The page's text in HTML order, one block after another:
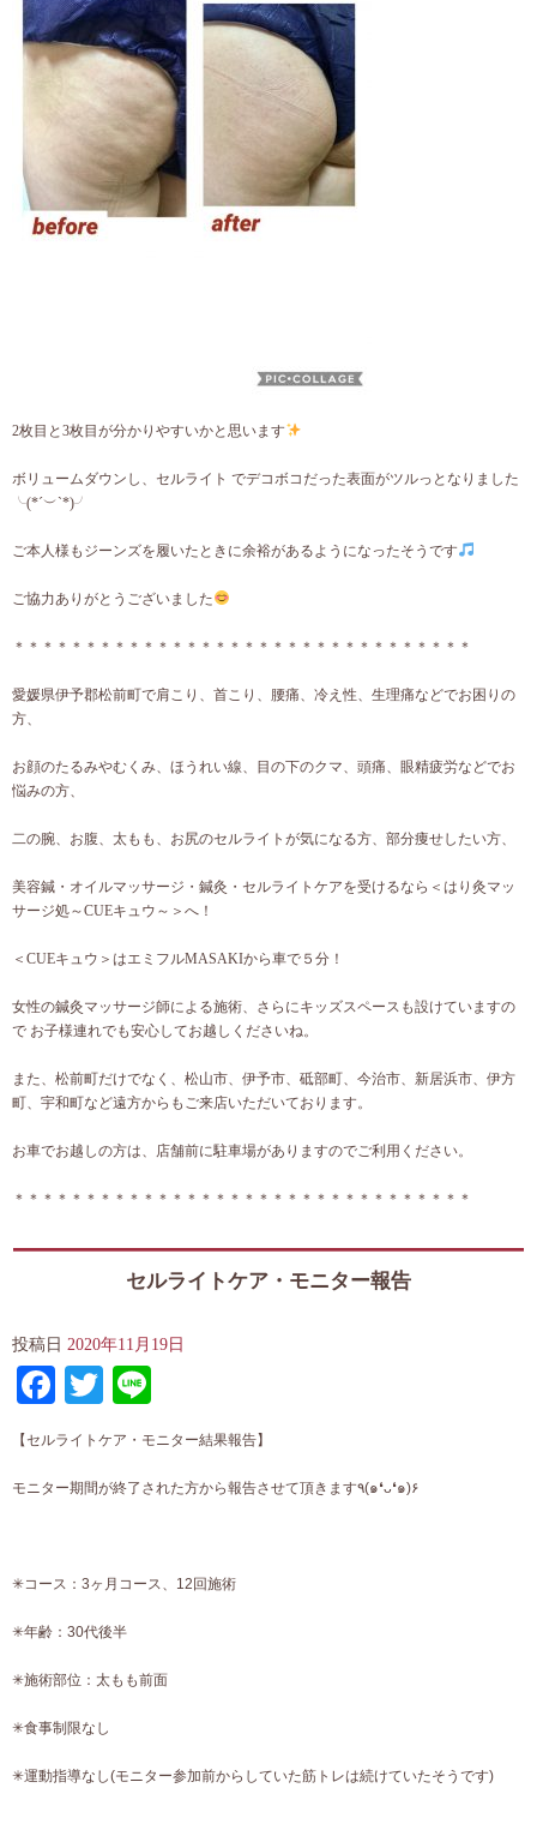
2枚目と3枚目が分かりやすいかと思います
ボリュームダウンし、セルライト でデコボコだった表面がツルっとなりました
╰(*´︶`*)╯
ご本人様もジーンズを履いたときに余裕があるようになったそうです
ご協力ありがとうございました
＊＊＊＊＊＊＊＊＊＊＊＊＊＊＊＊＊＊＊＊＊＊＊＊＊＊＊＊＊＊＊＊
愛媛県伊予郡松前町で肩こり、首こり、腰痛、冷え性、生理痛などでお困りの
方、
お顔のたるみやむくみ、ほうれい線、目の下のクマ、頭痛、眼精疲労などでお
悩みの方、
二の腕、お腹、太もも、お尻のセルライトが気になる方、部分痩せしたい方、
美容鍼・オイルマッサージ・鍼灸・セルライトケアを受けるなら＜はり灸マッ
サージ処～CUEキュウ～＞へ！
＜CUEキュウ＞はエミフルMASAKIから車で５分！
女性の鍼灸マッサージ師による施術、さらにキッズスペースも設けていますの
で お子様連れでも安心してお越しくださいね。
また、松前町だけでなく、松山市、伊予市、砥部町、今治市、新居浜市、伊方
町、宇和町など遠方からもご来店いただいております。
お車でお越しの方は、店舗前に駐車場がありますのでご利用ください。
＊＊＊＊＊＊＊＊＊＊＊＊＊＊＊＊＊＊＊＊＊＊＊＊＊＊＊＊＊＊＊＊
セルライトケア・モニター報告
投稿日 2020年11月19日
Facebook
Twitter
【セルライトケア・モニター結果報告】
モニター期間が終了された方から報告させて頂きます٩(๑❛ᴗ❛๑)۶
✳︎コース：3ヶ月コース、12回施術
✳︎年齢：30代後半
✳︎施術部位：太もも前面
✳︎食事制限なし
✳︎運動指導なし(モニター参加前からしていた筋トレは続けていたそうです)